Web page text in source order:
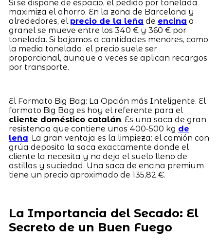
Si se dispone de espacio, el pedido por tonelada
maximiza el ahorro. En la zona de Barcelona y
alrededores, el precio de la leña de encina a
granel se mueve entre los 340 € y 360 € por
tonelada. Si bajamos a cantidades menores, como
la media tonelada, el precio suele ser
proporcional, aunque a veces se aplican recargos
por transporte.
El Formato Big Bag: La Opción más Inteligente. El
formato Big Bag es hoy el referente para el
cliente doméstico catalán. Es una saca de gran
resistencia que contiene unos 400-500 kg de
leña. La gran ventaja es la limpieza: el camión con
grúa deposita la saca exactamente donde el
cliente la necesita y no deja el suelo lleno de
astillas y suciedad. Una saca de encina premium
tiene un precio aproximado de 135,82 €.
La Importancia del Secado: El
Secreto de un Buen Fuego